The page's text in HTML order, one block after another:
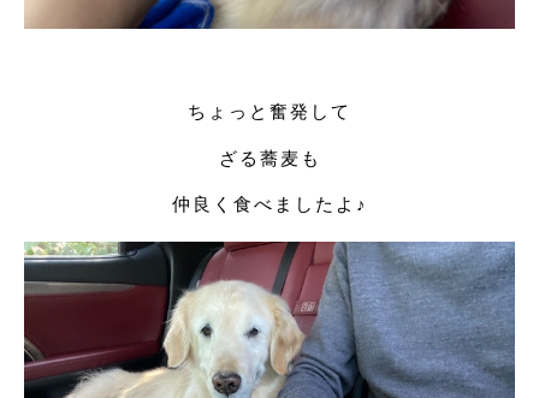
ちょっと奮発して
ざる蕎麦も
仲良く食べましたよ♪